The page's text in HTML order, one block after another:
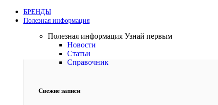
БРЕНДЫ
Полезная информация
Полезная информация Узнай первым
Новости
Статьи
Справочник
Свежие записи